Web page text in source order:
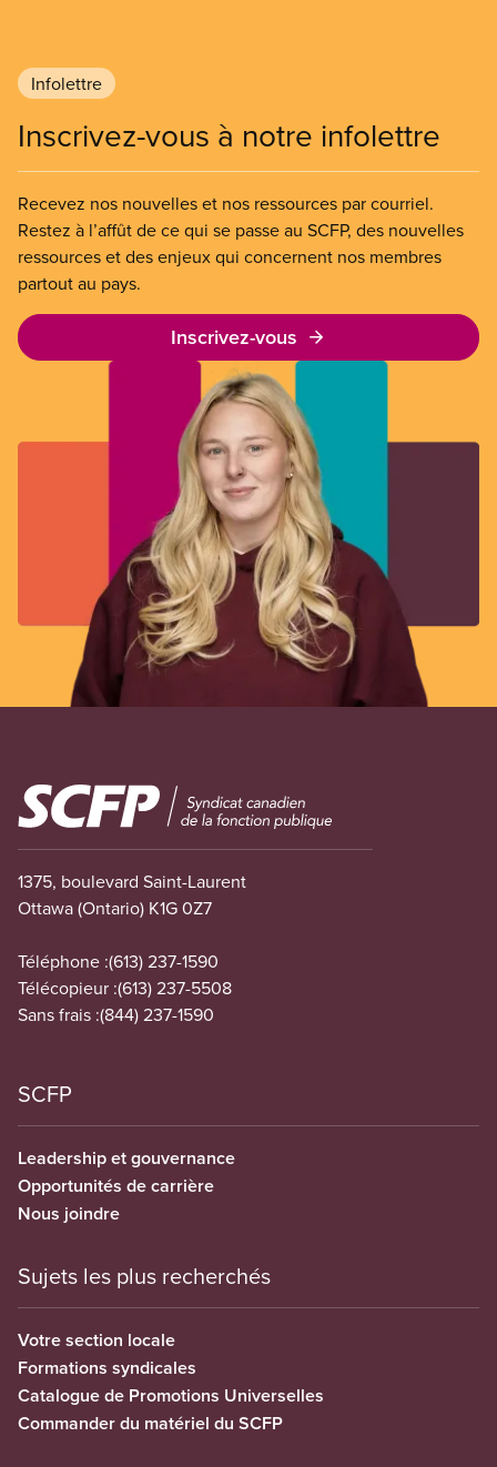
Infolettre
Inscrivez-vous à notre infolettre
Recevez nos nouvelles et nos ressources par courriel.
Restez à l’affût de ce qui se passe au SCFP, des nouvelles
ressources et des enjeux qui concernent nos membres
partout au pays.
Inscrivez-vous
Image
1375, boulevard Saint-Laurent
Ottawa (Ontario) K1G 0Z7
Téléphone :(613) 237-1590
Télécopieur :(613) 237-5508
Sans frais :(844) 237-1590
SCFP
Leadership et gouvernance
Opportunités de carrière
Nous joindre
Sujets les plus recherchés
Votre section locale
Formations syndicales
Catalogue de Promotions Universelles
Commander du matériel du SCFP